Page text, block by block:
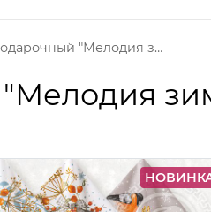
Набор подарочный "Мелодия зимы"